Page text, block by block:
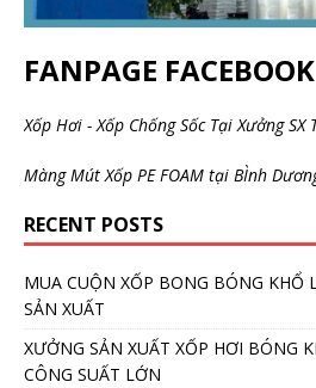
FANPAGE FACEBOOK
Xốp Hơi - Xốp Chống Sốc Tại Xưởng SX
Màng Mút Xốp PE FOAM tại BÌnh
RECENT POSTS
MUA CUỘN XỐP BONG BÓNG KHỔ
SẢN XUẤT
XƯỞNG SẢN XUẤT XỐP HƠI BÓNG
CÔNG SUẤT LỚN